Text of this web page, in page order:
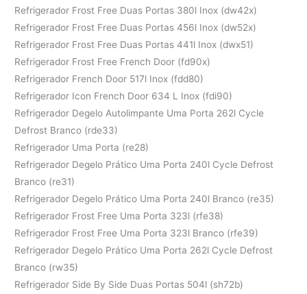
Refrigerador Frost Free Duas Portas 380l Inox (dw42x)
Refrigerador Frost Free Duas Portas 456l Inox (dw52x)
Refrigerador Frost Free Duas Portas 441l Inox (dwx51)
Refrigerador Frost Free French Door (fd90x)
Refrigerador French Door 517l Inox (fdd80)
Refrigerador Icon French Door 634 L Inox (fdi90)
Refrigerador Degelo Autolimpante Uma Porta 262l Cycle
Defrost Branco (rde33)
Refrigerador Uma Porta (re28)
Refrigerador Degelo Prático Uma Porta 240l Cycle Defrost
Branco (re31)
Refrigerador Degelo Prático Uma Porta 240l Branco (re35)
Refrigerador Frost Free Uma Porta 323l (rfe38)
Refrigerador Frost Free Uma Porta 323l Branco (rfe39)
Refrigerador Degelo Prático Uma Porta 262l Cycle Defrost
Branco (rw35)
Refrigerador Side By Side Duas Portas 504l (sh72b)